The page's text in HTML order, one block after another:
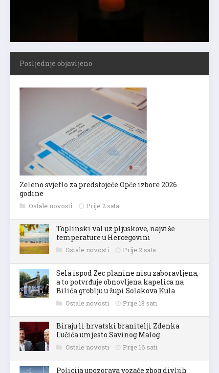
Posljednje objavljeno
Zeleno svjetlo za predstojeće Opće izbore 2026.
godine
Ostale novosti Prije 2 sata
Toplinski val uz pljuskove, najviše
temperature u Hercegovini
Ostale novosti Prije 2 sata
Sela ispod Zec planine nisu zaboravljena,
a to potvrđuje obnovljena kapelica na
Bilića groblju u župi Solakova Kula
Ostale novosti Prije 13 sati
Biraju li hrvatski branitelji Zdenka
Lučića umjesto Savinog Malog
Ostale novosti Prije 16 sati
Policija upozorava vozače zbog divljih